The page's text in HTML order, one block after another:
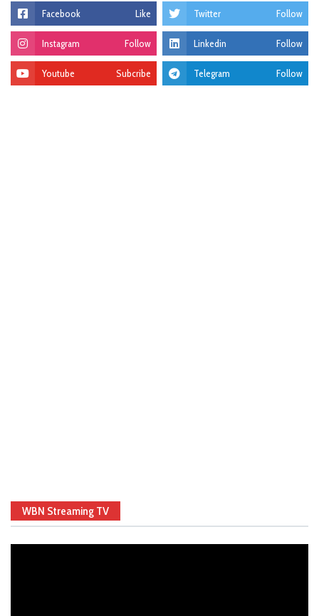
Facebook Like Twitter Follow
Instagram Follow Linkedin Follow
Youtube Subcribe Telegram Follow
WBN Streaming TV